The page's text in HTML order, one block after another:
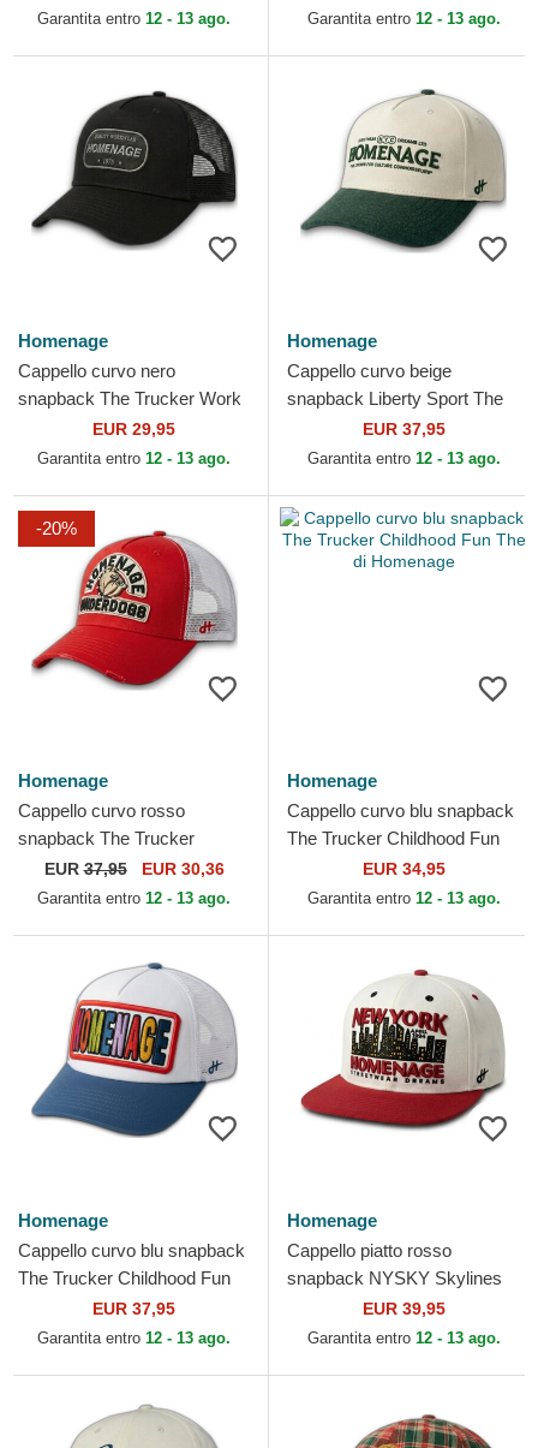
Garantita entro 12 - 13 ago. Garantita entro 12 - 13 ago.
Homenage
Cappello curvo nero
snapback The Trucker Work
1975 Workwear The di
Homenage
EUR 29,95
Garantita entro 12 - 13 ago.
Homenage
Cappello curvo beige
snapback Liberty Sport The
Retro di Homenage
EUR 37,95
Garantita entro 12 - 13 ago.
-20%
Homenage
Cappello curvo rosso
snapback The Trucker
Underdogs The di Homenage
EUR37,95 EUR 30,36
Garantita entro 12 - 13 ago.
Homenage
Cappello curvo blu snapback
The Trucker Childhood Fun
The di Homenage
EUR 34,95
Garantita entro 12 - 13 ago.
Homenage
Cappello curvo blu snapback
The Trucker Childhood Fun
The di Homenage
EUR 37,95
Garantita entro 12 - 13 ago.
Homenage
Cappello piatto rosso
snapback NYSKY Skylines
The Snap di Homenage
EUR 39,95
Garantita entro 12 - 13 ago.